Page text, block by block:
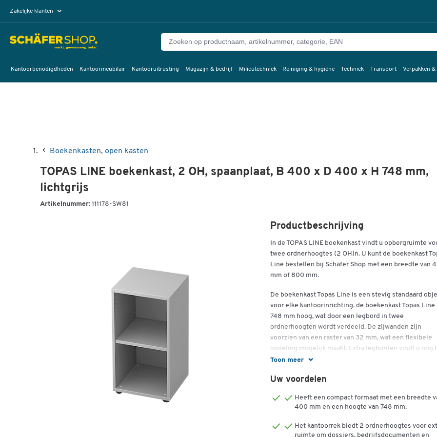
Zakelijke klanten
Kantoorbenodigdheden Kantoormeubilair Kantooruitrusting Magazijn & bedrijf Milieutechniek Reiniging & hygiëne Techniek Transport Verpakken
Boekenkasten, open kasten
TOPAS LINE boekenkast, 2 OH, spaanplaat, B 400 x D 400 x H 748 mm,
lichtgrijs
Artikelnummer: 111178-SW81
Toon meer
Productbeschrijving
In de TOPAS LINE boekenkast vindt u opbergruimte
twee ordnerhoogtes (2 OH)n. U kunt de boekenkast
Line bestellen bij Schäfer Shop met een breedte van
mm of 800 mm.
De boekenkast Topas Line is een stevig standaard
voor elke kantoorinrichting. de boekenkast Topas Line
748 mm hoog, wat door een legbord in twee
ordnerhoogten wordt verdeeld. De zijwanden zijn
voorzien van een raster van 32 mm, wat een flexibele
opdeling mogelijk maakt. Extra legborden vindt u nog
Schäfer Shop. Een ander nuttig toebehoren van de
van de serie. Deze zorgt niet alleen voor extra
meubelstuk elegant wordt benadrukt. de boekenkast
ook voorzien van een 8 mm dikke zichtachterwand die
het corpus is gelijmd. Deze maakt het mogelijk om de
Topas Line boekenkast vrijstaand te gebruiken,
Uw voordelen
Heeft een compact formaat met een breedte
400 mm en een hoogte van 748 mm.
Het kantoorrek biedt 2 ordnerhoogtes voor
ruimte om dossiers, bedrijfsdocumenten en